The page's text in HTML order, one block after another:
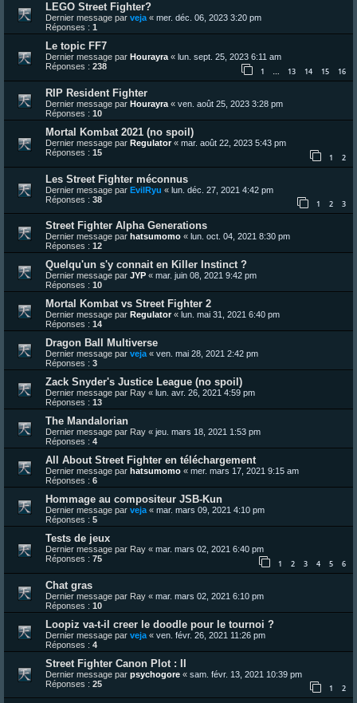
LEGO Street Fighter?
Dernier message par veja « mer. déc. 06, 2023 3:20 pm
Réponses : 1
Le topic FF7
Dernier message par Hourayra « lun. sept. 25, 2023 6:11 am
Réponses : 238 1 … 13 14 15 16
RIP Resident Fighter
Dernier message par Hourayra « ven. août 25, 2023 3:28 pm
Réponses : 10
Mortal Kombat 2021 (no spoil)
Dernier message par Regulator« mar. août 22, 2023 5:43 pm
Réponses : 15 1 2
Les Street Fighter méconnus
Dernier message par EvilRyu « lun. déc. 27, 2021 4:42 pm
Réponses : 38 1 2 3
Street Fighter Alpha Generations
Dernier message par hatsumomo « lun. oct. 04, 2021 8:30 pm
Réponses : 12
Quelqu'un s'y connait en Killer Instinct ?
Dernier message par JYP « mar. juin 08, 2021 9:42 pm
Réponses : 10
Mortal Kombat vs Street Fighter 2
Dernier message par Regulator« lun. mai 31, 2021 6:40 pm
Réponses : 14
Dragon Ball Multiverse
Dernier message par veja « ven. mai 28, 2021 2:42 pm
Réponses : 3
Zack Snyder's Justice League (no spoil)
Dernier message par Ray « lun. avr. 26, 2021 4:59 pm
Réponses : 13
The Mandalorian
Dernier message par Ray « jeu. mars 18, 2021 1:53 pm
Réponses : 4
All About Street Fighter en téléchargement
Dernier message par hatsumomo « mer. mars 17, 2021 9:15 am
Réponses : 6
Hommage au compositeur JSB-Kun
Dernier message par veja « mar. mars 09, 2021 4:10 pm
Réponses : 5
Tests de jeux
Dernier message par Ray « mar. mars 02, 2021 6:40 pm
Réponses : 75 1 2 3 4 5 6
Chat gras
Dernier message par Ray « mar. mars 02, 2021 6:10 pm
Réponses : 10
Loopiz va-t-il creer le doodle pour le tournoi ?
Dernier message par veja « ven. févr. 26, 2021 11:26 pm
Réponses : 4
Street Fighter Canon Plot : II
Dernier message par psychogore « sam. févr. 13, 2021 10:39 pm
Réponses : 25 1 2